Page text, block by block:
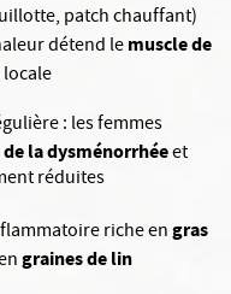
patch chauffant)
détend lemuscle de
: les femmes
la dysménorrhéeet
réduites
riche engras
graines de lin